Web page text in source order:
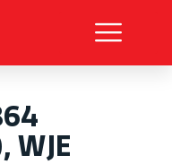
WJE